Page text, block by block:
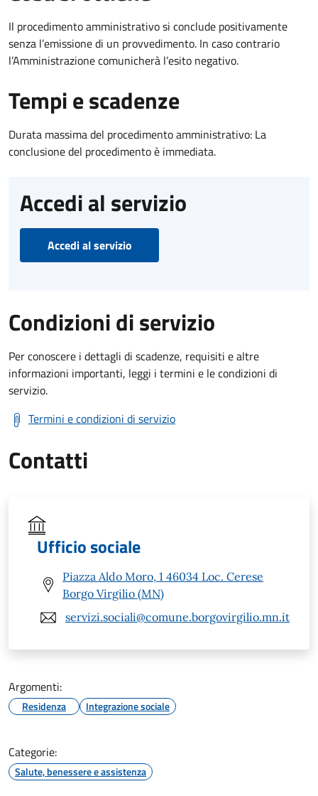
Il procedimento amministrativo si conclude positivamente
senza l’emissione di un provvedimento. In caso contrario
l’Amministrazione comunicherà l’esito negativo.
Tempi e scadenze
Durata massima del procedimento amministrativo: La
conclusione del procedimento è immediata.
Accedi al servizio
Accedi al servizio
Condizioni di servizio
Per conoscere i dettagli di scadenze, requisiti e altre
informazioni importanti, leggi i termini e le condizioni di
servizio.
Termini e condizioni di servizio
Contatti
Ufficio sociale
Piazza Aldo Moro, 1 46034 Loc. Cerese
Borgo Virgilio (MN)
servizi.sociali@comune.borgovirgilio.mn.it
Argomenti:
Residenza Integrazione sociale
Categorie:
Salute, benessere e assistenza